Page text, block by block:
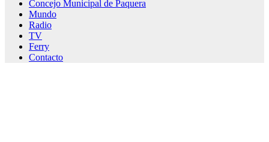
Concejo Municipal de Paquera
Mundo
Radio
TV
Ferry
Contacto